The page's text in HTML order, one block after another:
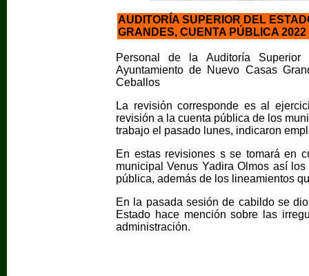
AUDITORÍA SUPERIOR DEL
GRANDES, CUENTA PÚBLICA 2022
Personal de la Auditoría
Ayuntamiento de Nuevo Casas
Ceballos
La revisión corresponde es al
revisión a la cuenta pública de los
trabajo el pasado lunes, indicaron
En estas revisiones s se tomará en
municipal Venus Yadira Olmos así
pública, además de los lineamientos
En la pasada sesión de cabildo se
Estado hace mención sobre las
administración.